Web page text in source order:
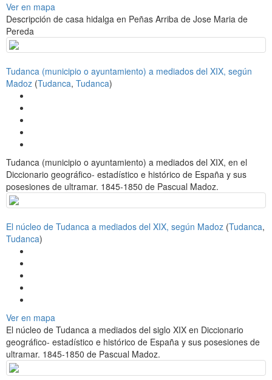
Ver en mapa
Descripción de casa hidalga en Peñas Arriba de Jose Maria de
Pereda
Tudanca (municipio o ayuntamiento) a mediados del XIX, según
Madoz (Tudanca, Tudanca)
Tudanca (municipio o ayuntamiento) a mediados del XIX, en el
Diccionario geográfico- estadístico e histórico de España y sus
posesiones de ultramar. 1845-1850 de Pascual Madoz.
El núcleo de Tudanca a mediados del XIX, según Madoz (Tudanca,
Tudanca)
Ver en mapa
El núcleo de Tudanca a mediados del siglo XIX en Diccionario
geográfico- estadístico e histórico de España y sus posesiones de
ultramar. 1845-1850 de Pascual Madoz.